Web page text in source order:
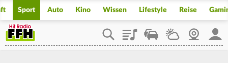
Sport Auto Kino Wissen Lifestyle Reise
PlaylistStaupilotWetterWebcam